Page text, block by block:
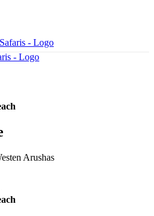
Arushas